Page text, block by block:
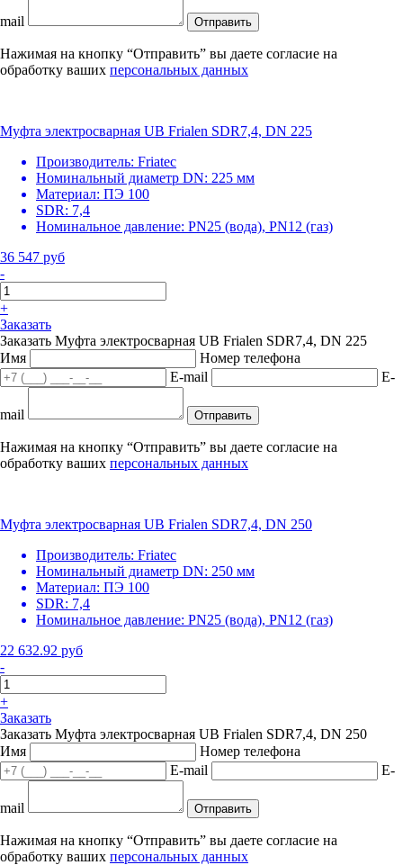
mail Отправить
Нажимая на кнопку “Отправить” вы даете согласие на
обработку ваших персональных данных
Муфта электросварная UB Frialen SDR7,4, DN 225
Производитель: Friatec
Номинальный диаметр DN: 225 мм
Материал: ПЭ 100
SDR: 7,4
Номинальное давление: PN25 (вода), PN12 (газ)
36 547 руб
-
+
Заказать
Заказать Муфта электросварная UB Frialen SDR7,4, DN 225
Имя
Номер телефона
E-mail
E-
mail Отправить
Нажимая на кнопку “Отправить” вы даете согласие на
обработку ваших персональных данных
Муфта электросварная UB Frialen SDR7,4, DN 250
Производитель: Friatec
Номинальный диаметр DN: 250 мм
Материал: ПЭ 100
SDR: 7,4
Номинальное давление: PN25 (вода), PN12 (газ)
22 632.92 руб
-
+
Заказать
Заказать Муфта электросварная UB Frialen SDR7,4, DN 250
Имя
Номер телефона
E-mail
E-
mail Отправить
Нажимая на кнопку “Отправить” вы даете согласие на
обработку ваших персональных данных